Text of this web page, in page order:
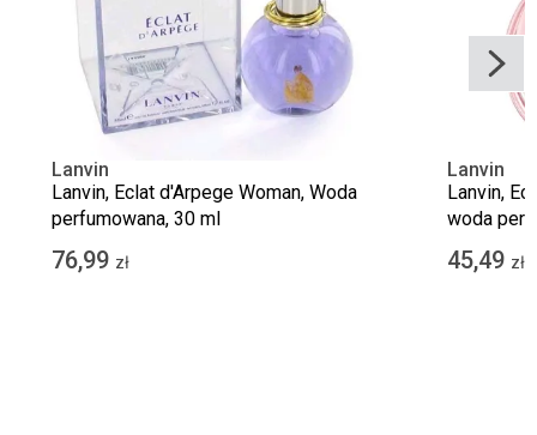
Lanvin
Lanvin, Eclat d'Arpege Woman, Woda
perfumowana, 30 ml
76,99 zł
Lanvin
Lanvin,
woda
45,49 zł